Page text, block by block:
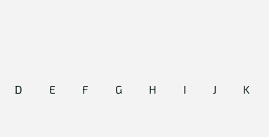
D E F G H I J K